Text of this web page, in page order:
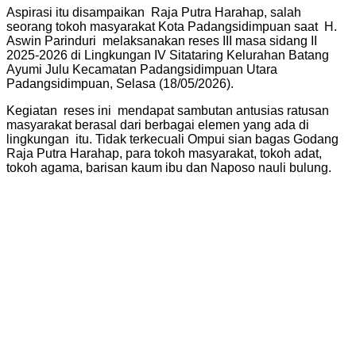
Aspirasi itu disampaikan Raja Putra Harahap, salah
seorang tokoh masyarakat Kota Padangsidimpuan saat H.
Aswin Parinduri melaksanakan reses III masa sidang II
2025-2026 di Lingkungan IV Sitataring Kelurahan Batang
Ayumi Julu Kecamatan Padangsidimpuan Utara
Padangsidimpuan, Selasa (18/05/2026).
Kegiatan reses ini mendapat sambutan antusias ratusan
masyarakat berasal dari berbagai elemen yang ada di
lingkungan itu. Tidak terkecuali Ompui sian bagas Godang
Raja Putra Harahap, para tokoh masyarakat, tokoh adat,
tokoh agama, barisan kaum ibu dan Naposo nauli bulung.